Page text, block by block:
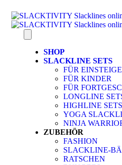
SHOP
SLACKLINE SETS
FÜR
FÜR KINDER
FÜR
LONGLINE
HIGHLINE SETS
YOGA
NINJA
ZUBEHÖR
FASHION
SLACKLINE-
RATSCHEN